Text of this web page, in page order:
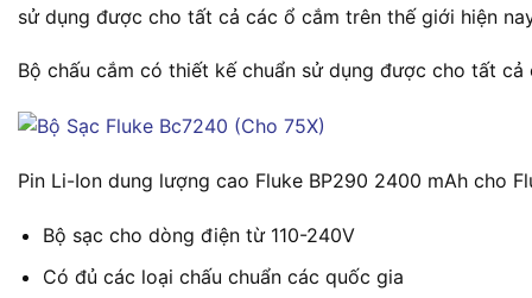
sử dụng được cho tất cả các ổ cắm trên thế giới hiện
Bộ chấu cắm có thiết kế chuẩn sử dụng được cho tất
Pin Li-Ion dung lượng cao Fluke BP290 2400 mAh cho
Bộ sạc cho dòng điện từ 110-240V
Có đủ các loại chấu chuẩn các quốc gia